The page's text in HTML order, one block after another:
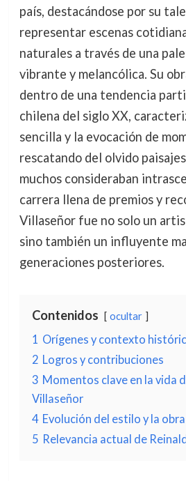
país, destacándose por su
representar escenas
naturales a través de una
vibrante y melancólica. Su
dentro de una tendencia
chilena del siglo XX,
sencilla y la evocación de
rescatando del olvido
muchos consideraban
carrera llena de premios y
Villaseñor fue no solo un
sino también un influyente
generaciones posteriores.
Contenidos ocultar
1 Orígenes y contexto
2 Logros y contribuciones
3 Momentos clave en la vida
Villaseñor
4 Evolución del estilo y la
5 Relevancia actual de